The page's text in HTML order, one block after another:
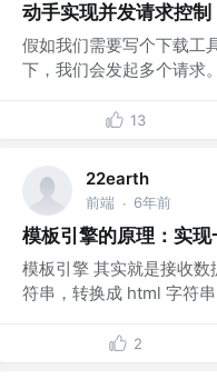
动手实现并发请求控制
假如我们需要写个下载工
下，我们会发起多个请求
13
22earth
前端 · 6年前
模板引擎的原理：实
模板引擎 其实就是接收
符串，转换成 html 字符
2